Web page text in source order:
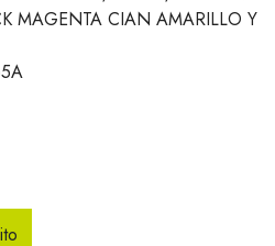
MAGENTA CIAN AMARILLO Y